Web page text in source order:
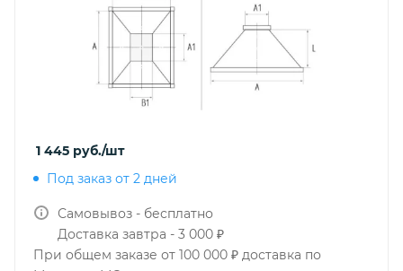
1 445 руб./шт
Под заказ от 2 дней
Самовывоз - бесплатно
Доставка завтра - 3 000 ₽
При общем заказе от 100 000 ₽ доставка по